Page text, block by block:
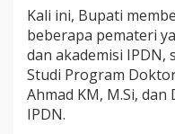
Kali ini, Bupati
beberapa pemateri
dan akademisi IPDN,
Studi Program
Ahmad KM, M.Si,
IPDN.